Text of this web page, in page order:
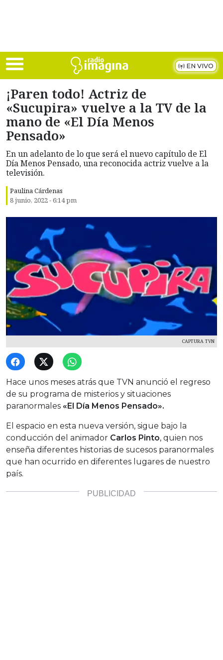
EN VIVO
¡Paren todo! Actriz de
«Sucupira» vuelve a la TV de la
mano de «El Día Menos
Pensado»
En un adelanto de lo que será el nuevo capítulo de El
Día Menos Pensado, una reconocida actriz vuelve a la
televisión.
Paulina Cárdenas
8 junio, 2022 - 6:14 pm
CAPTURA TVN
Hace unos meses atrás que TVN anunció el regreso
de su programa de misterios y situaciones
paranormales «El Día Menos Pensado».
El espacio en esta nueva versión, sigue bajo la
conducción del animador Carlos Pinto, quien nos
enseña diferentes historias de sucesos paranormales
que han ocurrido en diferentes lugares de nuestro
país.